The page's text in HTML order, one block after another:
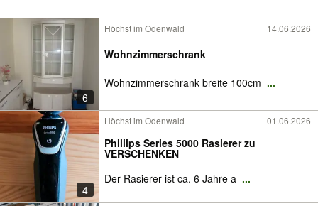
6
Höchst im Odenwald 14.06.2026
Wohnzimmerschrank
Wohnzimmerschrank breite 100cm ...
4
Höchst im Odenwald 01.06.2026
Phillips Series 5000 Rasierer zu
VERSCHENKEN
Der Rasierer ist ca. 6 Jahre a ...